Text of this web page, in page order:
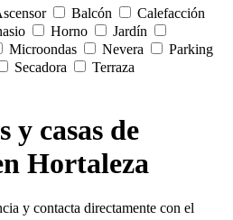
Balcón
Calefacción
Horno
Jardín
Microondas Nevera
Parking
Secadora Terraza
y casas de
Hortaleza
y contacta directamente con el